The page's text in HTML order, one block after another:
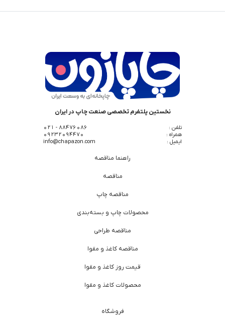
نخستین پلتفرم تخصصی صنعت چاپ در ایران
تلفن :
88476086 - 021
همراه :
09232094470
ایمیل :
info@chapazon.com
راهنما مناقصه
مناقصه
مناقصه چاپ
محصولات چاپ و بسته‌بندی
مناقصه طراحی
مناقصه کاغذ و مقوا
قیمت روز کاغذ و مقوا
محصولات کاغذ و مقوا
فروشگاه